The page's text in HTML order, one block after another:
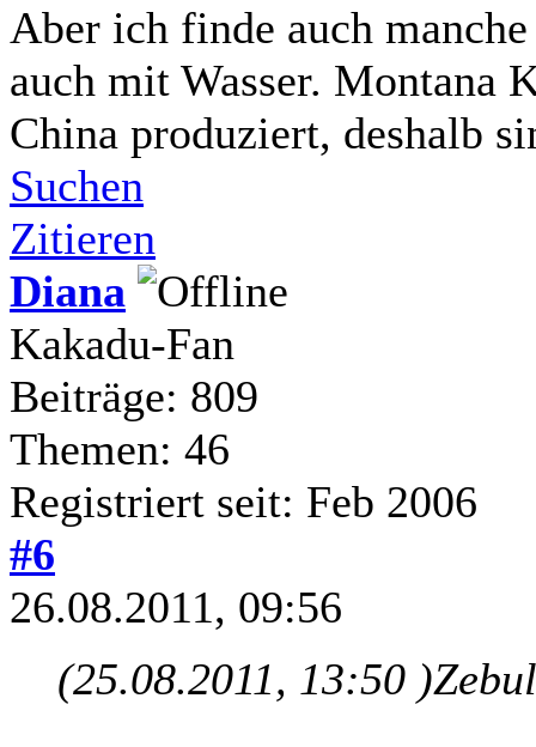
Aber ich finde auch
auch mit Wasser. Montana
China produziert, deshalb
Suchen
Zitieren
Diana
Kakadu-Fan
Beiträge: 809
Themen: 46
Registriert seit: Feb 2006
#6
26.08.2011, 09:56
(25.08.2011, 13:50 )